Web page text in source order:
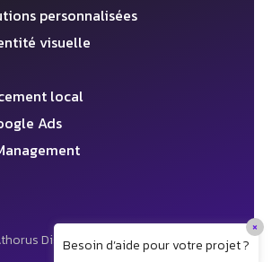
personnalisées
visuelle
local
Ads
Digital ✦ Agence web 360°
Besoin d’aide pour votre projet ?
×